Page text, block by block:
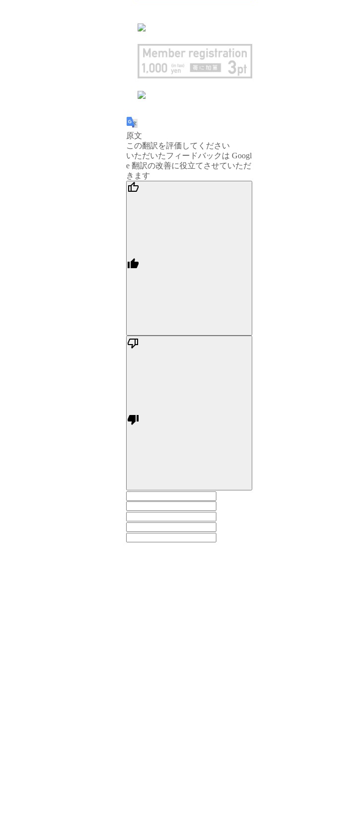
原文
この翻訳を評価してください
いただいたフィードバックは Googl
e 翻訳の改善に役立てさせていただ
きます